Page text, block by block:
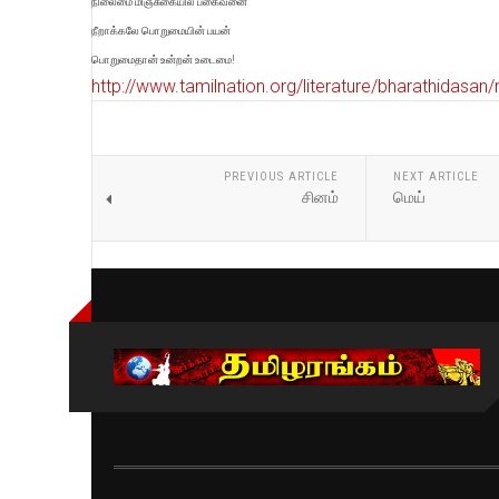
நீறாக்கலே பொறுமையின் பயன்
பொறுமைதான் உன்றன் உடைமை!
http://www.tamilnation.org/literature/
PREVIOUS ARTICLE
சினம்
NEXT ARTICLE
மெய்